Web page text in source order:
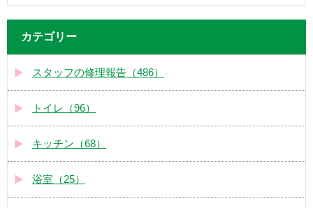
カテゴリー
スタッフの修理報告（486）
トイレ（96）
キッチン（68）
浴室（25）